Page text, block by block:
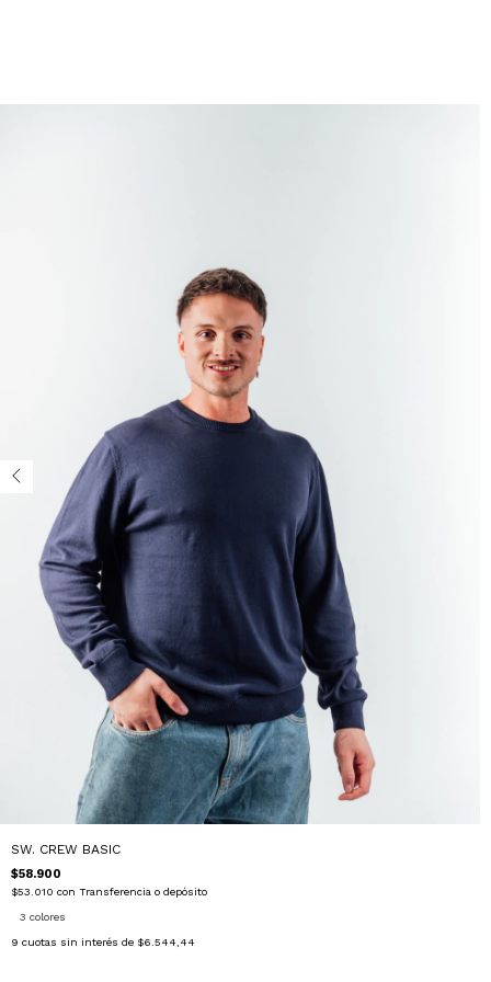
SW. CREW BASIC
$58.900
$53.010 con Transferencia o depósito
3 colores
9 cuotas sin interés de $6.544,44